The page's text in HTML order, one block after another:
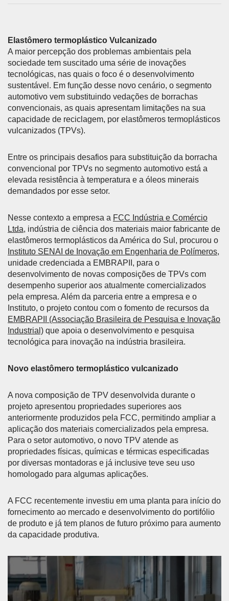
Elastômero termoplástico Vulcanizado
A maior percepção dos problemas ambientais pela
sociedade tem suscitado uma série de inovações
tecnológicas, nas quais o foco é o desenvolvimento
sustentável. Em função desse novo cenário, o segmento
automotivo vem substituindo vedações de borrachas
convencionais, as quais apresentam limitações na sua
capacidade de reciclagem, por elastômeros termoplásticos
vulcanizados (TPVs).
Entre os principais desafios para substituição da borracha
convencional por TPVs no segmento automotivo está a
elevada resistência à temperatura e a óleos minerais
demandados por esse setor.
Nesse contexto a empresa a FCC Indústria e Comércio
Ltda, indústria de ciência dos materiais maior fabricante de
elastômeros termoplásticos da América do Sul, procurou o
Instituto SENAI de Inovação em Engenharia de Polímeros,
unidade credenciada a EMBRAPII, para o
desenvolvimento de novas composições de TPVs com
desempenho superior aos atualmente comercializados
pela empresa. Além da parceria entre a empresa e o
Instituto, o projeto contou com o fomento de recursos da
EMBRAPII (Associação Brasileira de Pesquisa e Inovação
Industrial) que apoia o desenvolvimento e pesquisa
tecnológica para inovação na indústria brasileira.
Novo elastômero termoplástico vulcanizado
A nova composição de TPV desenvolvida durante o
projeto apresentou propriedades superiores aos
anteriormente produzidos pela FCC, permitindo ampliar a
aplicação dos materiais comercializados pela empresa.
Para o setor automotivo, o novo TPV atende as
propriedades físicas, químicas e térmicas especificadas
por diversas montadoras e já inclusive teve seu uso
homologado para algumas aplicações.
A FCC recentemente investiu em uma planta para início do
fornecimento ao mercado e desenvolvimento do portifólio
de produto e já tem planos de futuro próximo para aumento
da capacidade produtiva.